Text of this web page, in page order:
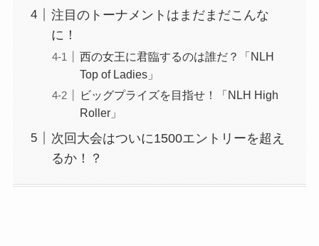
注目のトーナメントはまだまだこんな
に！
西の女王に君臨するのは誰だ？「NLH
Top of Ladies」
ビッグプライズを目指せ！「NLH High
Roller」
次回大会はついに1500エントリーを超え
るか！？